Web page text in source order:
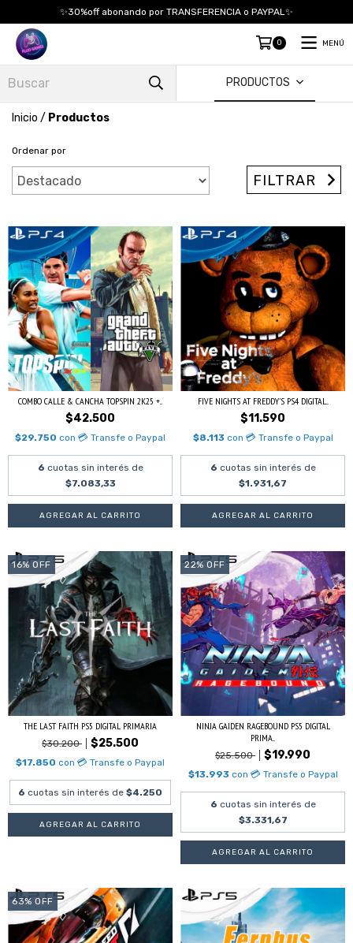
✨30%off abonando por TRANSFERENCIA o PAYPAL✨
0 MENÚ
PRODUCTOS
Inicio / Productos
Ordenar por
FILTRAR
COMBO CALLE & CANCHA TOPSPIN 2K25 +...
$42.500
$29.750 con 💳 Transfe o Paypal
6 cuotas sin interés de
$7.083,33
FIVE NIGHTS AT FREDDY'S PS4 DIGITAL...
$11.590
$8.113 con 💳 Transfe o Paypal
6 cuotas sin interés de
$1.931,67
16% OFF
THE LAST FAITH PS5 DIGITAL PRIMARIA
$30.200 $25.500
$17.850 con 💳 Transfe o Paypal
6 cuotas sin interés de $4.250
22% OFF
NINJA GAIDEN RAGEBOUND PS5 DIGITAL
PRIMA...
$25.500 $19.990
$13.993 con 💳 Transfe o Paypal
6 cuotas sin interés de
$3.331,67
63% OFF